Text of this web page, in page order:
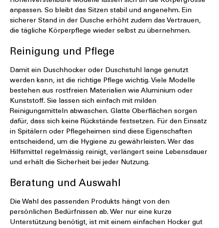
anpassen. So bleibt das Sitzen stabil und angenehm. Ein
sicherer Stand in der Dusche erhöht zudem das Vertrauen,
die tägliche Körperpflege wieder selbst zu übernehmen.
Reinigung und Pflege
Damit ein Duschhocker oder Duschstuhl lange genutzt
werden kann, ist die richtige Pflege wichtig. Viele Modelle
bestehen aus rostfreien Materialien wie Aluminium oder
Kunststoff. Sie lassen sich einfach mit milden
Reinigungsmitteln abwaschen. Glatte Oberflächen sorgen
dafür, dass sich keine Rückstände festsetzen. Für den Einsatz
in Spitälern oder Pflegeheimen sind diese Eigenschaften
entscheidend, um die Hygiene zu gewährleisten. Wer das
Hilfsmittel regelmässig reinigt, verlängert seine Lebensdauer
und erhält die Sicherheit bei jeder Nutzung.
Beratung und Auswahl
Die Wahl des passenden Produkts hängt von den
persönlichen Bedürfnissen ab. Wer nur eine kurze
Unterstützung benötigt, ist mit einem einfachen Hocker gut